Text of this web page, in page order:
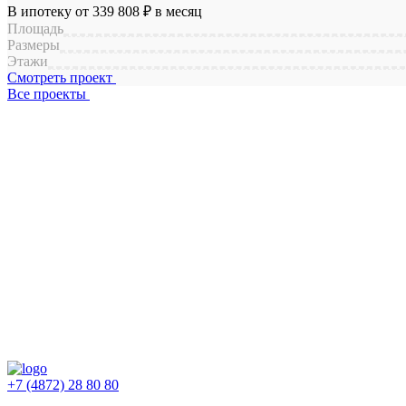
В ипотеку от 339 808 ₽ в месяц
Площадь
Размеры
Этажи
Смотреть проект
Все проекты
+7 (4872) 28 80 80